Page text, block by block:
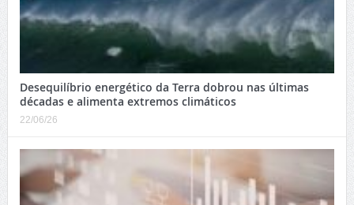
Desequilíbrio energético da Terra dobrou nas últimas
décadas e alimenta extremos climáticos
22/06/26